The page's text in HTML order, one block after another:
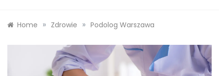
Home » Zdrowie » Podolog Warszawa